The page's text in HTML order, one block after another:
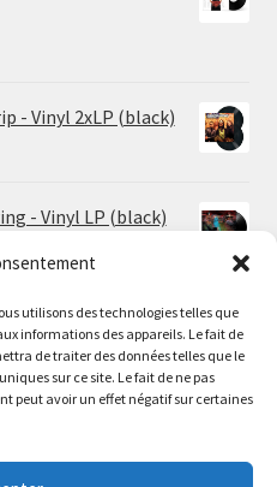
utilisons des technologies telles que
informations des appareils. Le fait de
de traiter des données telles que le
sur ce site. Le fait de ne pas
peut avoir un effet négatif sur certaines
fermé du 30 juillet au 17 août
expédiées à partir du 18
be closed from july 30th to
- Vinyl 2xLP (black)
- Vinyl LP (black)
- Vinyl LP (picture